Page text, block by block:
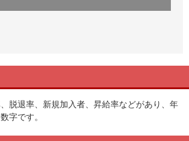
脱退率、新規加入者、昇給率などがあり、年
字です。